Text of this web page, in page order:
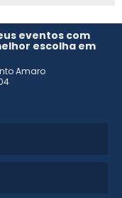
CAMPINAS
eventos com
escolha em
Amaro